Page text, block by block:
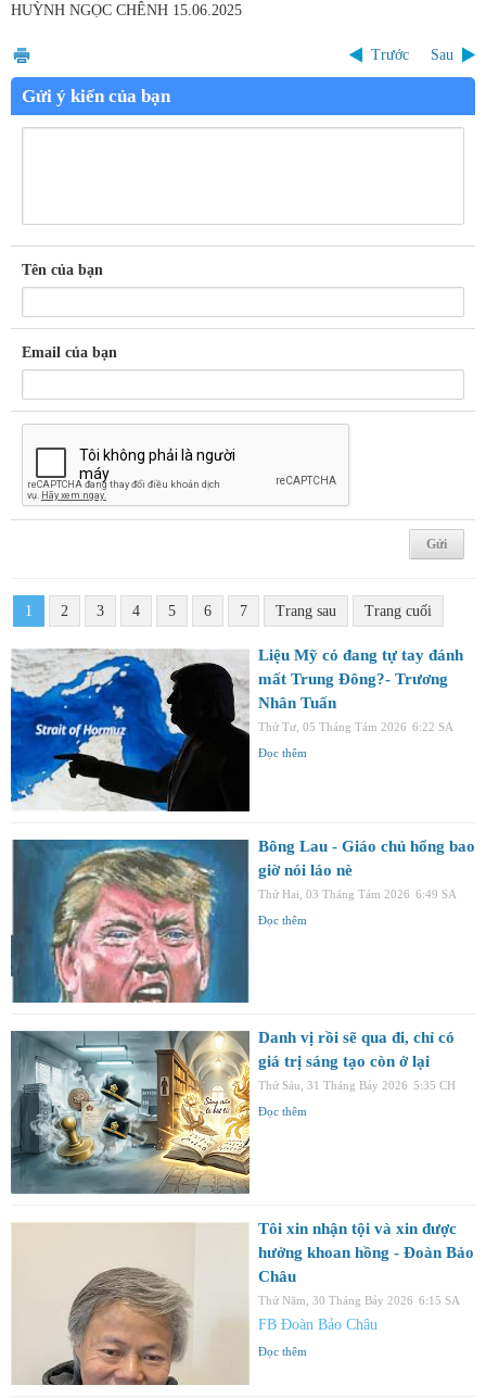
HUỲNH NGỌC CHÊNH 15.06.2025
Trước Sau
Gửi ý kiến của bạn
Tên của bạn
Email của bạn
1 2 3 4 5 6 7 Trang sau Trang cuối
Liệu Mỹ có đang tự tay đánh
mất Trung Đông?- Trương
Nhân Tuấn
Thứ Tư, 05 Tháng Tám 2026 6:22 SA
Đọc thêm
Bông Lau - Giáo chủ hổng bao
giờ nói láo nè
Thứ Hai, 03 Tháng Tám 2026 6:49 SA
Đọc thêm
Danh vị rồi sẽ qua đi, chỉ có
giá trị sáng tạo còn ở lại
Thứ Sáu, 31 Tháng Bảy 2026 5:35 CH
Đọc thêm
Tôi xin nhận tội và xin được
hưởng khoan hồng - Đoàn Bảo
Châu
Thứ Năm, 30 Tháng Bảy 2026 6:15 SA
FB Đoàn Bảo Châu
Đọc thêm